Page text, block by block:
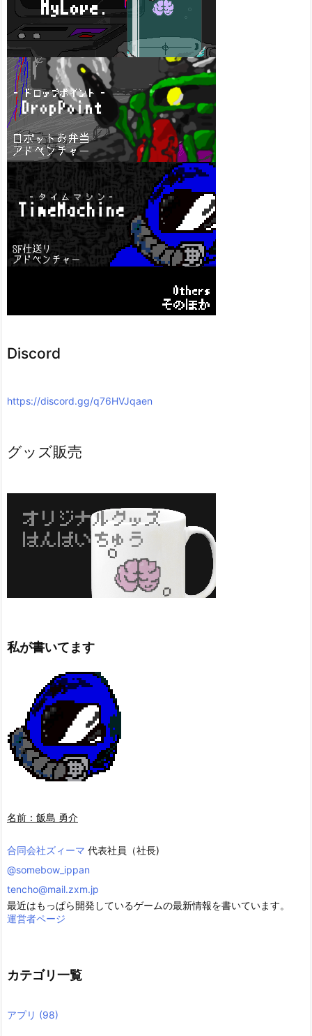
Discord
https://discord.gg/q76HVJqaen
グッズ販売
私が書いてます
名前：飯島 勇介
合同会社ズィーマ 代表社員（社長)
@somebow_ippan
tencho@mail.zxm.jp
最近はもっぱら開発しているゲームの最新情報を書いています。
運営者ページ
カテゴリ一覧
アプリ (98)